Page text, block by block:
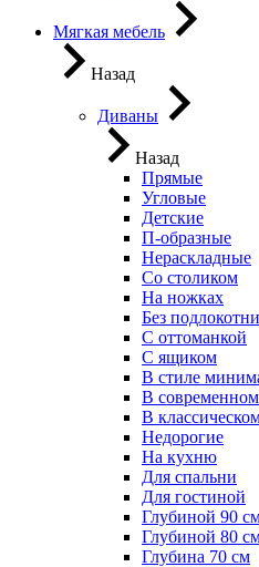
Мягкая мебель
Назад
Диваны
Назад
Прямые
Угловые
Детские
П-образные
Нераскладные
Со столиком
На ножках
Без
С оттоманкой
С ящиком
В стиле
В
В
Недорогие
На кухню
Для спальни
Для гостиной
Глубиной 90
Глубиной 80
Глубина 70 см